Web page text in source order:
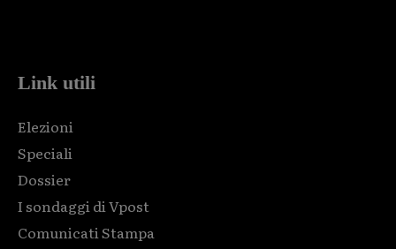
Link utili
Elezioni
Speciali
Dossier
I sondaggi di Vpost
Comunicati Stampa